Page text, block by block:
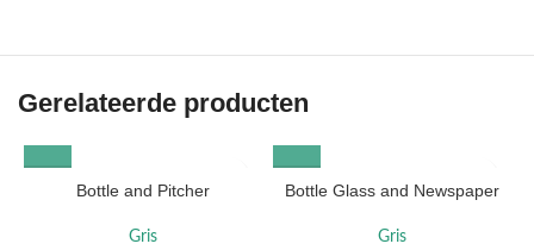
Gerelateerde producten
Bottle and Pitcher
Gris
Bottle Glass and Newspaper
Gris